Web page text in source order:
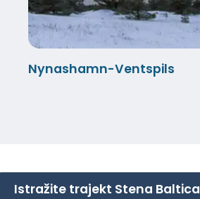
Nynashamn-Ventspils
Istražite trajekt Stena Baltica